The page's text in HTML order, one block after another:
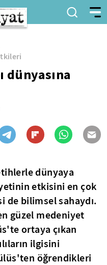
dünyasına
dünyaya
etkisini en çok
de bilimsel sahaydı.
güzel medeniyet
ortaya çıkan
ilgisini
öğrendikleri